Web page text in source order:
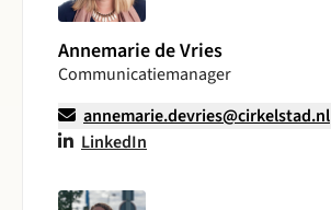
Annemarie de Vries
Communicatiemanager
annemarie.devries@cirkelstad.nl
LinkedIn